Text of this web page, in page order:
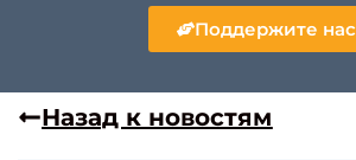
Поддержите нас
Назад к новостям